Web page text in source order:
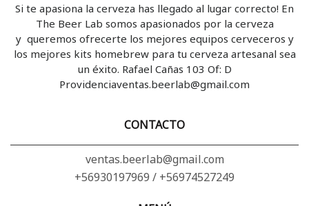
Si te apasiona la cerveza has llegado al lugar correcto! En
The Beer Lab somos apasionados por la cerveza
y queremos ofrecerte los mejores equipos cerveceros y
los mejores kits homebrew para tu cerveza artesanal sea
un éxito. Rafael Cañas 103 Of: D
Providenciaventas.beerlab@gmail.com
CONTACTO
ventas.beerlab@gmail.com
+56930197969 / +56974527249